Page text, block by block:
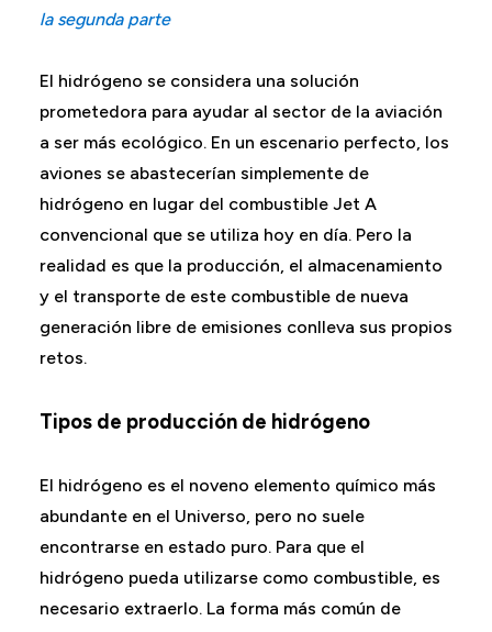
la segunda parte
El hidrógeno se considera una solución
prometedora para ayudar al sector de la aviación
a ser más ecológico. En un escenario perfecto, los
aviones se abastecerían simplemente de
hidrógeno en lugar del combustible Jet A
convencional que se utiliza hoy en día. Pero la
realidad es que la producción, el almacenamiento
y el transporte de este combustible de nueva
generación libre de emisiones conlleva sus propios
retos.
Tipos de producción de hidrógeno
El hidrógeno es el noveno elemento químico más
abundante en el Universo, pero no suele
encontrarse en estado puro. Para que el
hidrógeno pueda utilizarse como combustible, es
necesario extraerlo. La forma más común de